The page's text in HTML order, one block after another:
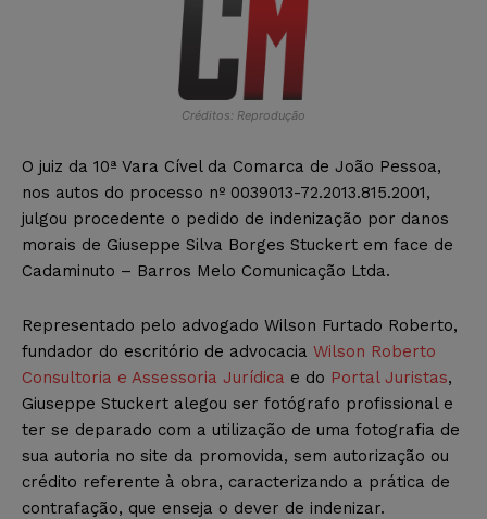
Créditos: Reprodução
O juiz da 10ª Vara Cível da Comarca de João Pessoa,
nos autos do processo nº 0039013-72.2013.815.2001,
julgou procedente o pedido de indenização por danos
morais de Giuseppe Silva Borges Stuckert em face de
Cadaminuto – Barros Melo Comunicação Ltda.
Representado pelo advogado Wilson Furtado Roberto,
fundador do escritório de advocacia Wilson Roberto
Consultoria e Assessoria Jurídica e do Portal Juristas,
Giuseppe Stuckert alegou ser fotógrafo profissional e
ter se deparado com a utilização de uma fotografia de
sua autoria no site da promovida, sem autorização ou
crédito referente à obra, caracterizando a prática de
contrafação, que enseja o dever de indenizar.